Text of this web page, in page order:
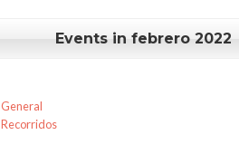
Events in febrero 2022
General
Recorridos